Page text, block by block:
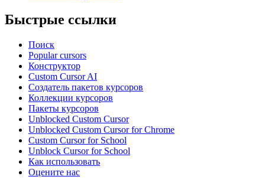
Быстрые ссылки
Поиск
Popular cursors
Конструктор
Custom Cursor AI
Создатель пакетов курсоров
Коллекции курсоров
Пакеты курсоров
Unblocked Custom Cursor
Unblocked Custom Cursor for Chrome
Custom Cursor for School
Unblock Cursor for School
Как использовать
Оцените нас